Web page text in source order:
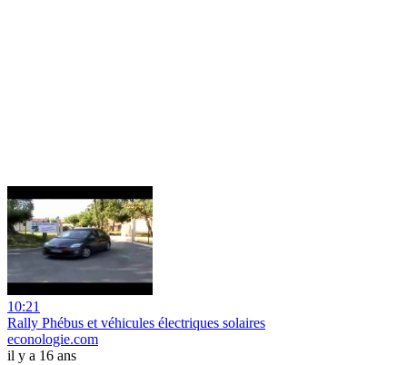
10:21
Rally Phébus et véhicules électriques solaires
econologie.com
il y a 16 ans